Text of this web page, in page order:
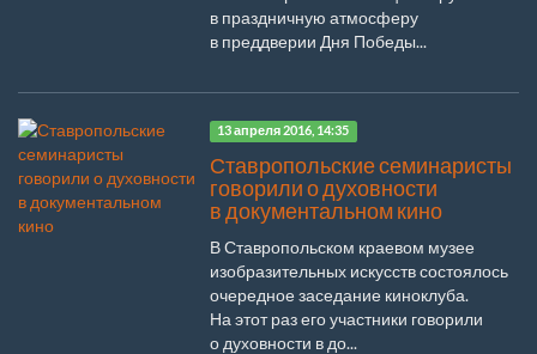
в праздничную атмосферу
в преддверии Дня Победы...
13 апреля 2016, 14:35
Ставропольские семинаристы
говорили о духовности
в документальном кино
В Ставропольском краевом музее
изобразительных искусств состоялось
очередное заседание киноклуба.
На этот раз его участники говорили
о духовности в до...